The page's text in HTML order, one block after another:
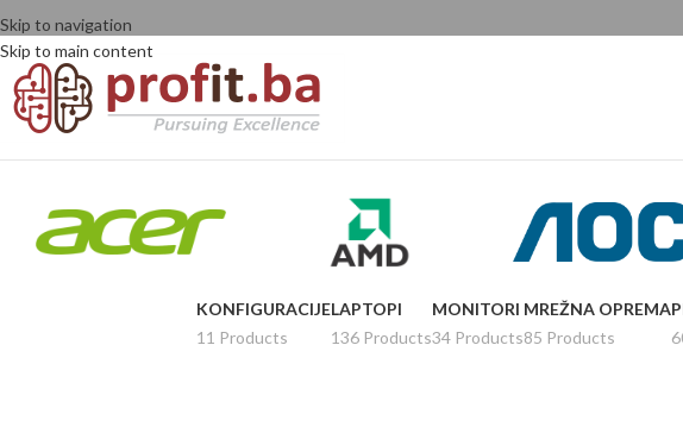
Skip to navigation
Skip to main content
KONFIGURACIJE
11 Products
LAPTOPI
136 Products
MONITORI
34 Products
MREŽNA OPREMA
85 Products